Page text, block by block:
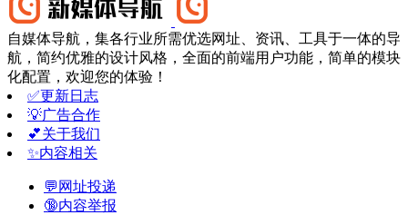
自媒体导航，集各行业所需优选网址、资讯、工具于一体的导
航，简约优雅的设计风格，全面的前端用户功能，简单的模块
化配置，欢迎您的体验！
✅更新日志
💡广告合作
💕关于我们
✨内容相关
💬网址投递
🔞内容举报